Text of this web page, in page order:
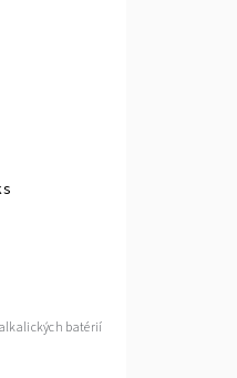
alkalických batérií